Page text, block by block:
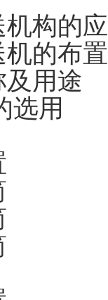
构的
的布
用途
选用